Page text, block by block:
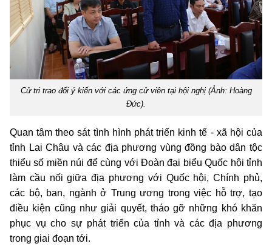
Cử tri trao đổi ý kiến với các ứng cử viên tại hội nghị (Ảnh: Hoàng
Đức).
Quan tâm theo sát tình hình phát triển kinh tế - xã hội của
tỉnh Lai Châu và các địa phương vùng đồng bào dân tộc
thiểu số miền núi để cùng với Đoàn đại biểu Quốc hội tỉnh
làm cầu nối giữa địa phương với Quốc hội, Chính phủ,
các bộ, ban, ngành ở Trung ương trong việc hỗ trợ, tạo
điều kiện cũng như giải quyết, tháo gỡ những khó khăn
phục vụ cho sự phát triển của tỉnh và các địa phương
trong giai đoạn tới.